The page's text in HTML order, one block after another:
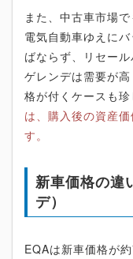
また、中古車市場
電気自動車ゆえに
ばならず、リセー
ゲレンデは需要が
格が付くケースも珍
は、購入後の資産
す。
新車価格の違
デ）
EQAは新車価格が